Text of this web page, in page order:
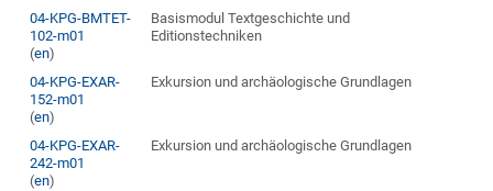
04-KPG-BMTET-
102-m01
(en)
Basismodul Textgeschichte und
Editionstechniken
04-KPG-EXAR-
152-m01
(en)
Exkursion und archäologische Grundlagen
04-KPG-EXAR-
242-m01
(en)
Exkursion und archäologische Grundlagen